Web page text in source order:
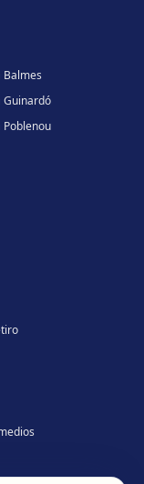
Balmes
Guinardó
Poblenou